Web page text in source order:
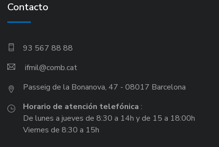
Contacto
93 567 88 88
ifmil
Passeig de la Bonanova, 47 - 08017 Barcelona
Horario de atención telefónica :
De lunes a jueves de 8:30 a 14h y de 15 a 18:00h
Viernes de 8:30 a 15h